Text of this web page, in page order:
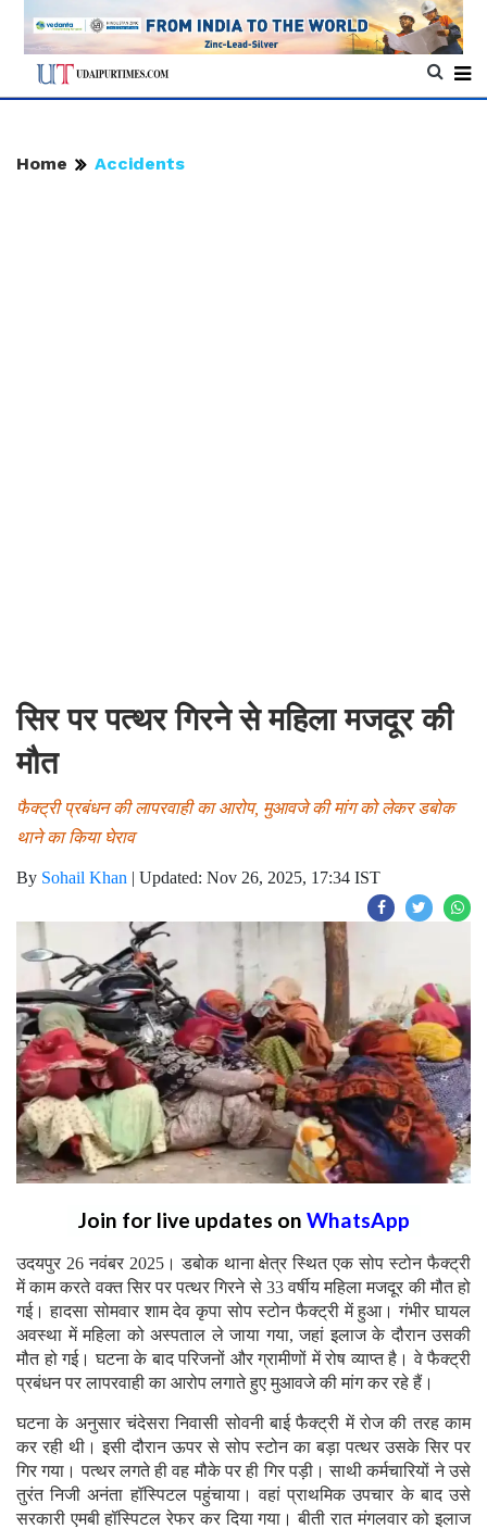
Home Accidents
सिर पर पत्थर गिरने से महिला मजदूर की
मौत
फैक्ट्री प्रबंधन की लापरवाही का आरोप, मुआवजे की मांग को लेकर डबोक
थाने का किया घेराव
By Sohail Khan | Updated: Nov 26, 2025, 17:34 IST
Join for live updates on WhatsApp
उदयपुर 26 नवंबर 2025। डबोक थाना क्षेत्र स्थित एक सोप स्टोन फैक्ट्री
में काम करते वक्त सिर पर पत्थर गिरने से 33 वर्षीय महिला मजदूर की मौत हो
गई। हादसा सोमवार शाम देव कृपा सोप स्टोन फैक्ट्री में हुआ। गंभीर घायल
अवस्था में महिला को अस्पताल ले जाया गया, जहां इलाज के दौरान उसकी
मौत हो गई। घटना के बाद परिजनों और ग्रामीणों में रोष व्याप्त है। वे फैक्ट्री
प्रबंधन पर लापरवाही का आरोप लगाते हुए मुआवजे की मांग कर रहे हैं।
घटना के अनुसार चंदेसरा निवासी सोवनी बाई फैक्ट्री में रोज की तरह काम
कर रही थी। इसी दौरान ऊपर से सोप स्टोन का बड़ा पत्थर उसके सिर पर
गिर गया। पत्थर लगते ही वह मौके पर ही गिर पड़ी। साथी कर्मचारियों ने उसे
तुरंत निजी अनंता हॉस्पिटल पहुंचाया। वहां प्राथमिक उपचार के बाद उसे
सरकारी एमबी हॉस्पिटल रेफर कर दिया गया। बीती रात मंगलवार को इलाज